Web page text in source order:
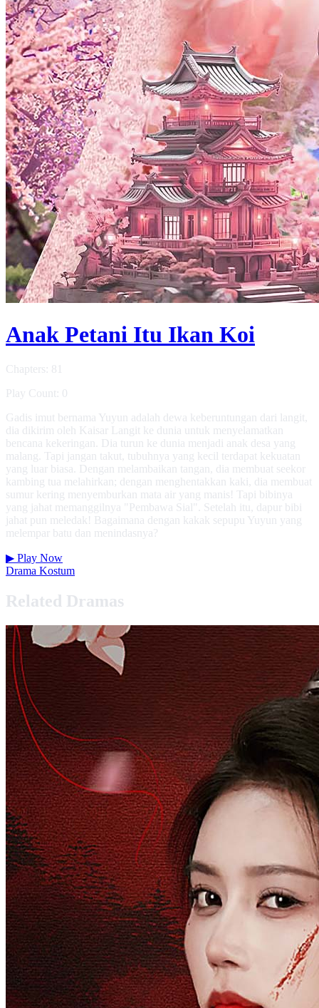
Anak Petani Itu Ikan Koi
Chapters: 81
Play Count: 0
Gadis imut bernama Yuyun adalah dewa keberuntungan dari langit,
dia dikirim oleh Kaisar Langit ke dunia untuk menyelamatkan
bencana kekeringan. Dia turun ke dunia menjadi anak desa yang
malang. Tapi jangan takut, tubuhnya yang kecil terdapat kekuatan
yang luar biasa. Dengan melambaikan tangan, dia membuat seekor
kambing tua melahirkan; dengan menghentakkan kaki, dia membuat
sumur kering menyemburkan mata air yang manis! Tapi bibinya
yang jahat memanggilnya "Pembawa Sial". Setelah itu, dapur bibi
jahat pun meledak! Bagaimana dengan kakak sepupu Yuyun yang
melempar batu dan menindasnya?
▶ Play Now
Drama Kostum
Related Dramas